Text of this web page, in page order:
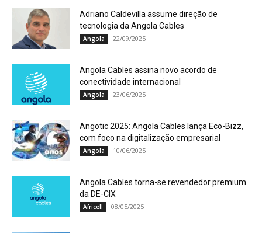
Adriano Caldevilla assume direção de
tecnologia da Angola Cables
Angola 22/09/2025
Angola Cables assina novo acordo de
conectividade internacional
Angola 23/06/2025
Angotic 2025: Angola Cables lança Eco-Bizz,
com foco na digitalização empresarial
Angola 10/06/2025
Angola Cables torna-se revendedor premium
da DE-CIX
Africell 08/05/2025